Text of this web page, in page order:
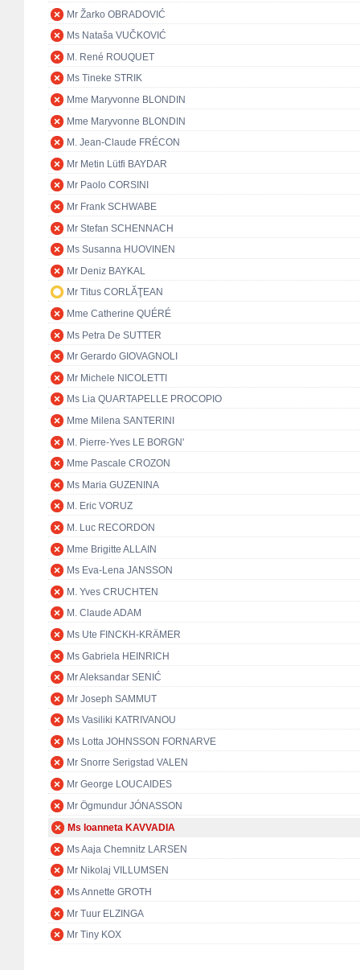
Mr Žarko OBRADOVIĆ
Ms Nataša VUČKOVIĆ
M. René ROUQUET
Ms Tineke STRIK
Mme Maryvonne BLONDIN
Mme Maryvonne BLONDIN
M. Jean-Claude FRÉCON
Mr Metin Lütfi BAYDAR
Mr Paolo CORSINI
Mr Frank SCHWABE
Mr Stefan SCHENNACH
Ms Susanna HUOVINEN
Mr Deniz BAYKAL
Mr Titus CORLĂŢEAN
Mme Catherine QUÉRÉ
Ms Petra De SUTTER
Mr Gerardo GIOVAGNOLI
Mr Michele NICOLETTI
Ms Lia QUARTAPELLE PROCOPIO
Mme Milena SANTERINI
M. Pierre-Yves LE BORGN'
Mme Pascale CROZON
Ms Maria GUZENINA
M. Eric VORUZ
M. Luc RECORDON
Mme Brigitte ALLAIN
Ms Eva-Lena JANSSON
M. Yves CRUCHTEN
M. Claude ADAM
Ms Ute FINCKH-KRÄMER
Ms Gabriela HEINRICH
Mr Aleksandar SENIĆ
Mr Joseph SAMMUT
Ms Vasiliki KATRIVANOU
Ms Lotta JOHNSSON FORNARVE
Mr Snorre Serigstad VALEN
Mr George LOUCAIDES
Mr Ögmundur JÓNASSON
Ms Ioanneta KAVVADIA
Ms Aaja Chemnitz LARSEN
Mr Nikolaj VILLUMSEN
Ms Annette GROTH
Mr Tuur ELZINGA
Mr Tiny KOX